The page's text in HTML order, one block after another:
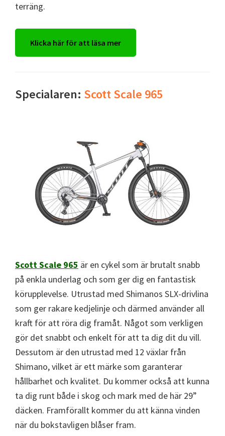
terräng.
Klicka här för att läsa mer
Specialaren: Scott Scale 965
Scott Scale 965 är en cykel som är brutalt snabb
på enkla underlag och som ger dig en fantastisk
körupplevelse. Utrustad med Shimanos SLX-drivlina
som ger rakare kedjelinje och därmed använder all
kraft för att röra dig framåt. Något som verkligen
gör det snabbt och enkelt för att ta dig dit du vill.
Dessutom är den utrustad med 12 växlar från
Shimano, vilket är ett märke som garanterar
hållbarhet och kvalitet. Du kommer också att kunna
ta dig runt både i skog och mark med de här 29”
däcken. Framförallt kommer du att känna vinden
när du bokstavligen blåser fram.